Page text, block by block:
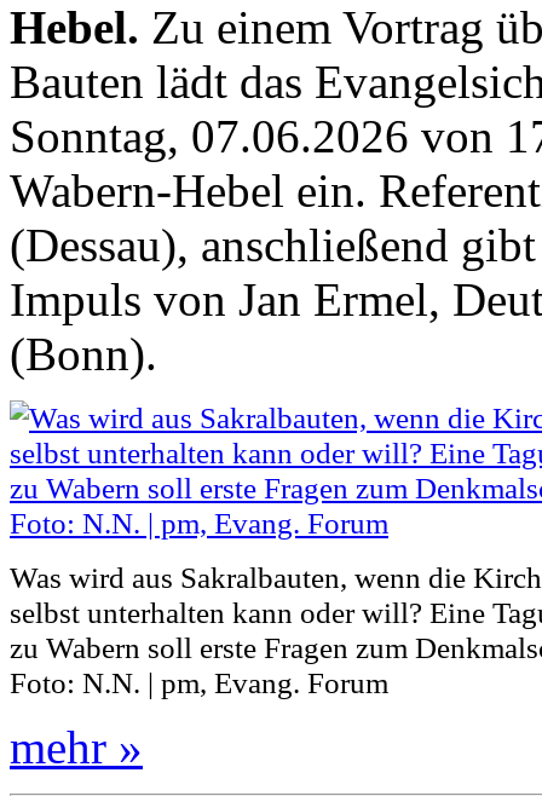
Hebel. Zu einem Vortrag
Bauten lädt das
Sonntag, 07.06.2026 von
Wabern-Hebel ein.
(Dessau), anschließend
Impuls von Jan Ermel,
(Bonn).
Was wird aus Sakralbauten, wenn die
selbst unterhalten kann oder will? Eine
zu Wabern soll erste Fragen zum
Foto: N.N. | pm, Evang. Forum
mehr »